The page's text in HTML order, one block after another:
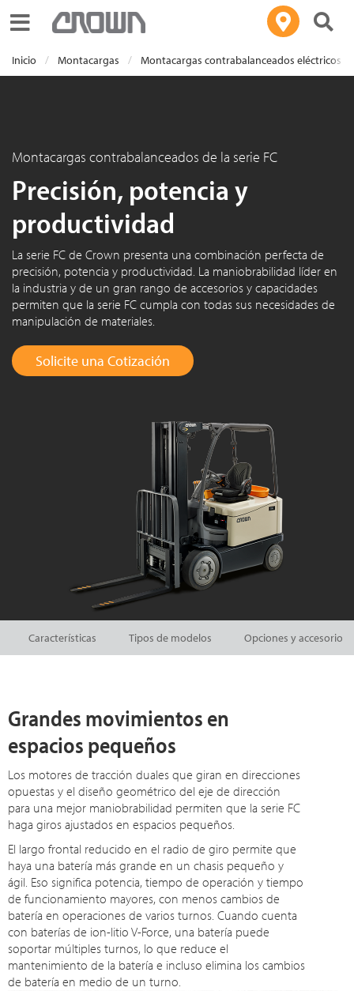
Toggle navigation
Inicio Montacargas Montacargas contrabalanceados eléctricos
Montacargas contrabalanceados de la serie FC
Precisión, potencia y
productividad
La serie FC de Crown presenta una combinación perfecta de
precisión, potencia y productividad. La maniobrabilidad líder en
la industria y de un gran rango de accesorios y capacidades
permiten que la serie FC cumpla con todas sus necesidades de
manipulación de materiales.
Solicite una Cotización
Características Tipos de modelos Opciones y accesorios
Grandes movimientos en
espacios pequeños
Los motores de tracción duales que giran en direcciones
opuestas y el diseño geométrico del eje de dirección
para una mejor maniobrabilidad permiten que la serie FC
haga giros ajustados en espacios pequeños.
El largo frontal reducido en el radio de giro permite que
haya una batería más grande en un chasis pequeño y
ágil. Eso significa potencia, tiempo de operación y tiempo
de funcionamiento mayores, con menos cambios de
batería en operaciones de varios turnos. Cuando cuenta
con baterías de ion-litio V-Force, una batería puede
soportar múltiples turnos, lo que reduce el
mantenimiento de la batería e incluso elimina los cambios
de batería en medio de un turno.